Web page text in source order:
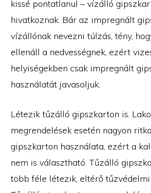
kissé pontatlanul – vízálló
hivatkoznak. Bár az impregnált
vízállónak nevezni túlzás, tény,
ellenáll a nedvességnek, ezért
helyiségekben csak impregnált
használatát javasoljuk.
Létezik tűzálló gipszkarton is.
megrendelések esetén nagyon
gipszkarton használata, ezért a
nem is választható. Tűzálló
több féle létezik, eltérő